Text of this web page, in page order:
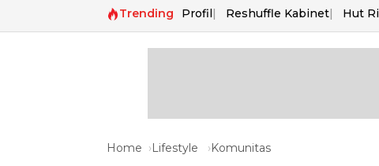
Trending Profil Reshuffle Kabinet Hut Ri
Home Lifestyle Komunitas